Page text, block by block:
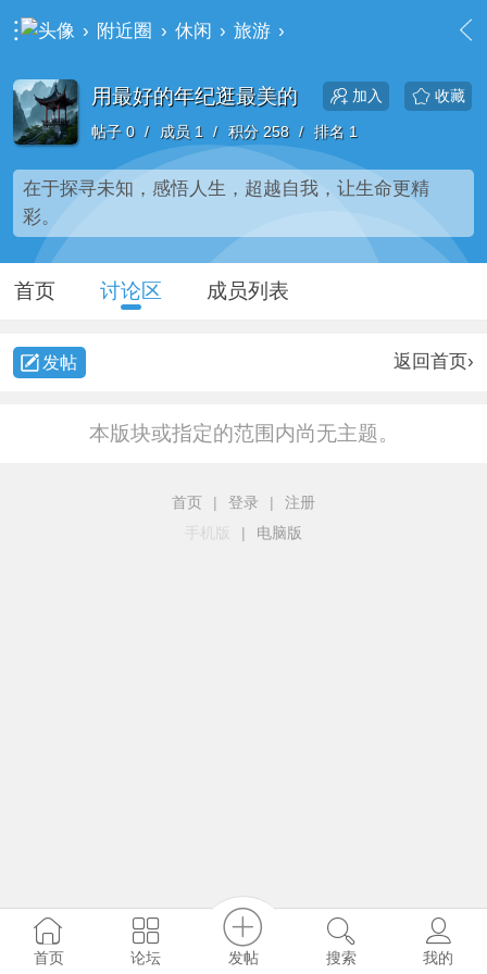
› 附近圈 › 休闲 › 旅游 ›
用最好的年纪逛最美的 收藏
加入
帖子 0 / 成员 1 / 积分 258 / 排名 1
在于探寻未知，感悟人生，超越自我，让生命更精
彩。
首页 讨论区 成员列表
发帖 返回首页›
本版块或指定的范围内尚无主题。
首页 | 登录 |
注册
手机版
| 电脑版
首页 论坛 发帖 搜索 我的